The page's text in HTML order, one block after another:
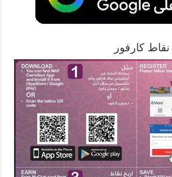
كارفور